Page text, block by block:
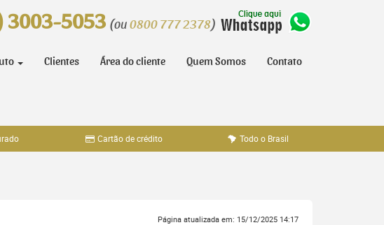
3003-5053 (ou 0800 777 2378)
Clientes Área do cliente Quem Somos Contato
Cartão de crédito Todo o Brasil
Página atualizada em: 15/12/2025 14:17